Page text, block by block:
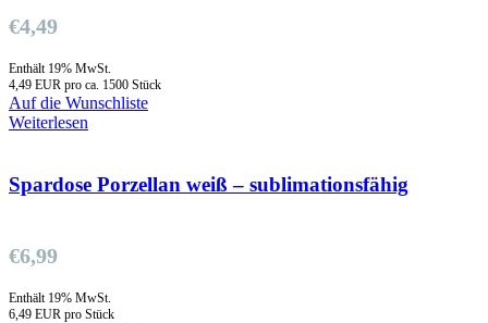
€4,49
Enthält 19% MwSt.
4,49 EUR pro ca. 1500 Stück
Auf die Wunschliste
Weiterlesen
Spardose Porzellan weiß – sublimationsfähig
€6,99
Enthält 19% MwSt.
6,49 EUR pro Stück